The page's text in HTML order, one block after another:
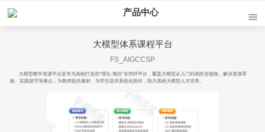
产品中心
大模型体系课程平台
FS_AIGCCSP
大模型教学资源平台是专为高校打造的“理论-项目”全闭环平台，覆盖大模型从入门到高阶全链路。解决资源零
散、实践脱节等痛点，为教师提供素材、为学生提供系统化路径，助力高校大模型人才培养。